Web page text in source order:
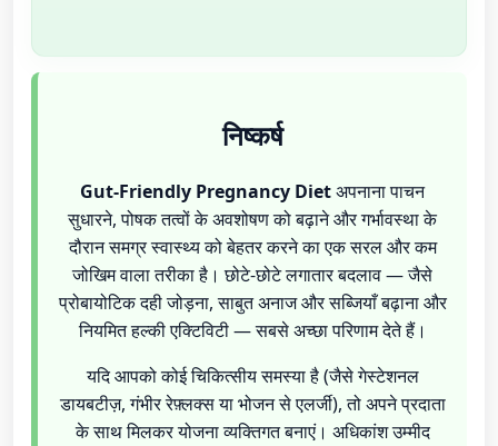
निष्कर्ष
Gut-Friendly Pregnancy Dietअपनाना पाचन
सुधारने, पोषक तत्वों के अवशोषण को बढ़ाने और गर्भावस्था के
दौरान समग्र स्वास्थ्य को बेहतर करने का एक सरल और कम
जोखिम वाला तरीका है। छोटे-छोटे लगातार बदलाव — जैसे
प्रोबायोटिक दही जोड़ना, साबुत अनाज और सब्जियाँ बढ़ाना और
नियमित हल्की एक्टिविटी — सबसे अच्छा परिणाम देते हैं।
यदि आपको कोई चिकित्सीय समस्या है (जैसे गे‌स्टेशनल
डायबटीज़, गंभीर रेफ़्लक्स या भोजन से एलर्जी), तो अपने प्रदाता
के साथ मिलकर योजना व्यक्तिगत बनाएं। अधिकांश उम्मीद